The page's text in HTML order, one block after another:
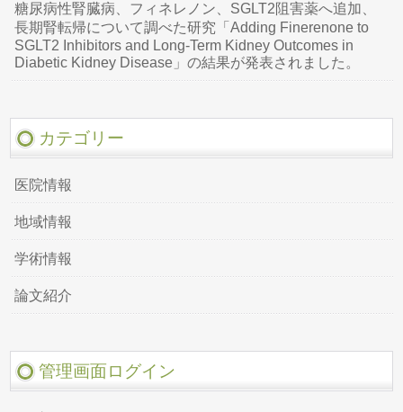
糖尿病性腎臓病、フィネレノン、SGLT2阻害薬へ追加、
長期腎転帰について調べた研究「Adding Finerenone to
SGLT2 Inhibitors and Long-Term Kidney Outcomes in
Diabetic Kidney Disease」の結果が発表されました。
カテゴリー
医院情報
地域情報
学術情報
論文紹介
管理画面ログイン